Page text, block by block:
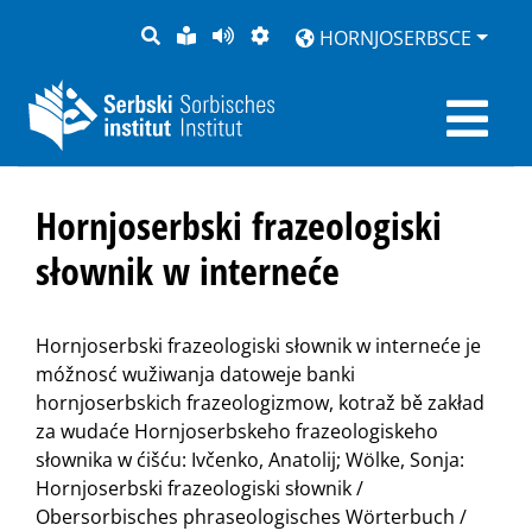
PYTANJE
LOCHKA
RĚČ
STRONU
PŘEDČITAĆ
ZWOBRAZNJENJE
HORNJOSERBSCE
Hornjoserbski frazeologiski
słownik w interneće
Hornjoserbski frazeologiski słownik w interneće je
móžnosć wužiwanja datoweje banki
hornjoserbskich frazeologizmow, kotraž bě zakład
za wudaće Hornjoserbskeho frazeologiskeho
słownika w ćišću: Ivčenko, Anatolij; Wölke, Sonja:
Hornjoserbski frazeologiski słownik /
Obersorbisches phraseologisches Wörterbuch /